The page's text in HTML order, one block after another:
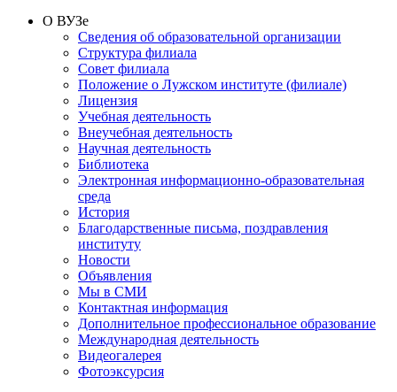
О ВУЗе
Сведения об образовательной организации
Структура филиала
Совет филиала
Положение о Лужском институте (филиале)
Лицензия
Учебная деятельность
Внеучебная деятельность
Научная деятельность
Библиотека
Электронная информационно-образовательная
среда
История
Благодарственные письма, поздравления
институту
Новости
Объявления
Мы в СМИ
Контактная информация
Дополнительное профессиональное образование
Международная деятельность
Видеогалерея
Фотоэксурсия